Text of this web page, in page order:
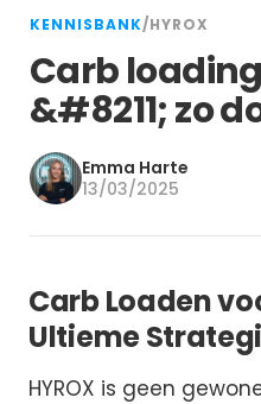
KENNISBANK/HYROX
Carb
&#8211; zo
Emma Harte
13/03/2025
Carb Loaden
Ultieme
HYROX is geen